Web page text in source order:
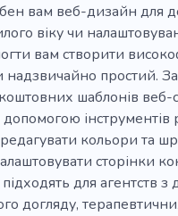
вам веб-дизайн для
віку чи
вам створити
простий.
шаблонів
кольори та
сторінки
для агентств
догляду,